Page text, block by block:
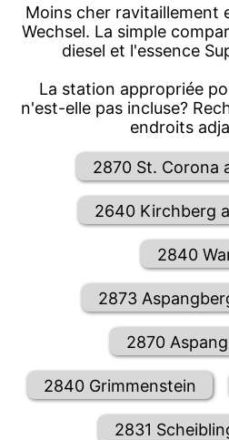
Moins cher ravitaillement
Wechsel. La simple
diesel et l'essence
La station appropriée
n'est-elle pas incluse?
endroits
2870 St. Corona
2640 Kirchberg
2840
2873
2870
2840 Grimmenstein
2831